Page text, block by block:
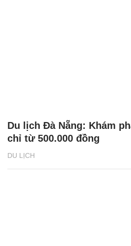
DU LỊCH
Du lịch Đà Nẵng: Khám
chỉ từ 500.000 đồng